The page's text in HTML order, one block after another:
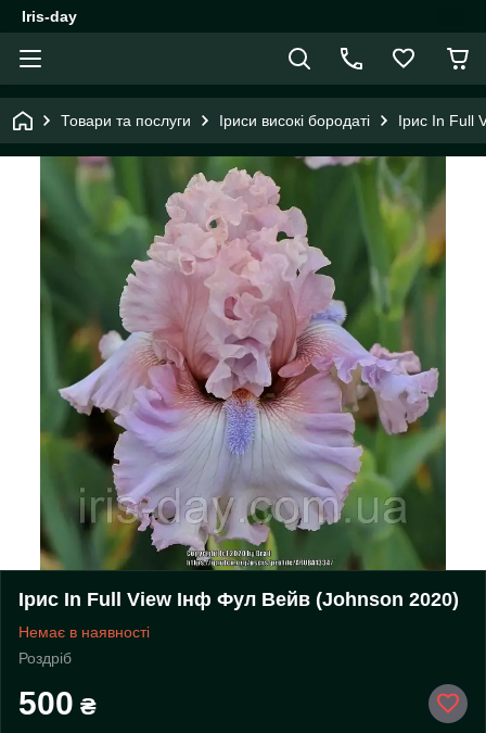
Iris-day
Товари та послуги Іриси високі бородаті Ірис In Full
Ірис In Full View Інф Фул Вейв (Johnson 2020)
Немає в наявності
Роздріб
500 ₴